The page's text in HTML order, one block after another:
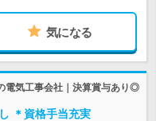
気になる
電気工事会社｜決算賞与あり◎
＊資格手当充実